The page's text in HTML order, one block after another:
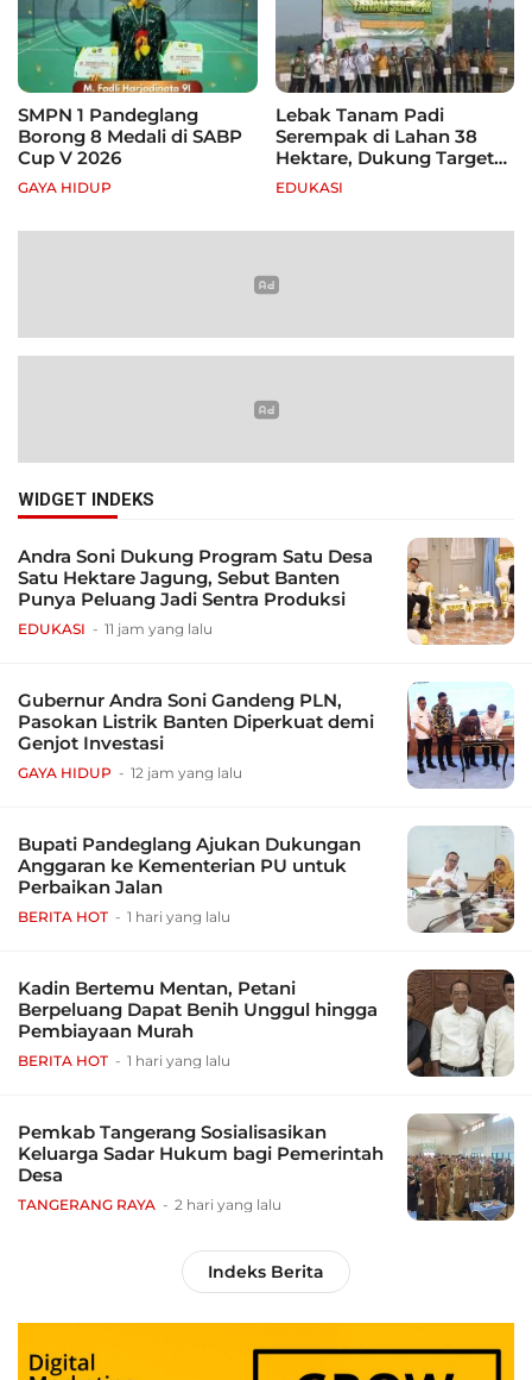
SMPN 1 Pandeglang
Borong 8 Medali di SABP
Cup V 2026
GAYA HIDUP
Lebak Tanam Padi
Serempak di Lahan 38
Hektare, Dukung Target
Swasembada Pangan
EDUKASI
WIDGET INDEKS
Andra Soni Dukung Program Satu Desa
Satu Hektare Jagung, Sebut Banten
Punya Peluang Jadi Sentra Produksi
EDUKASI 11 jam yang lalu
Gubernur Andra Soni Gandeng PLN,
Pasokan Listrik Banten Diperkuat demi
Genjot Investasi
GAYA HIDUP 12 jam yang lalu
Bupati Pandeglang Ajukan Dukungan
Anggaran ke Kementerian PU untuk
Perbaikan Jalan
BERITA HOT 1 hari yang lalu
Kadin Bertemu Mentan, Petani
Berpeluang Dapat Benih Unggul hingga
Pembiayaan Murah
BERITA HOT 1 hari yang lalu
Pemkab Tangerang Sosialisasikan
Keluarga Sadar Hukum bagi Pemerintah
Desa
TANGERANG RAYA 2 hari yang lalu
Indeks Berita